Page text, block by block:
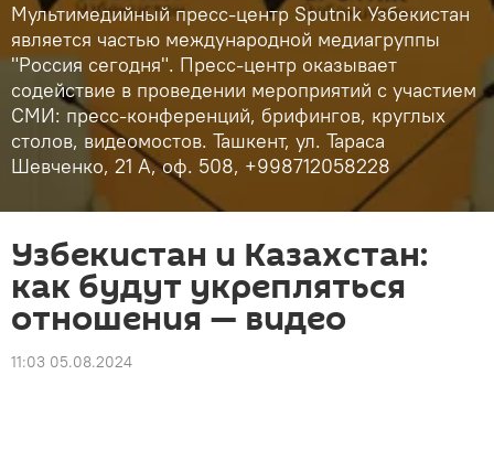
Мультимедийный пресс-центр Sputnik Узбекистан
является частью международной медиагруппы
"Россия сегодня". Пресс-центр оказывает
содействие в проведении мероприятий с участием
СМИ: пресс-конференций, брифингов, круглых
столов, видеомостов. Ташкент, ул. Тараса
Шевченко, 21 А, оф. 508, +998712058228
Узбекистан и Казахстан:
как будут укрепляться
отношения — видео
11:03 05.08.2024